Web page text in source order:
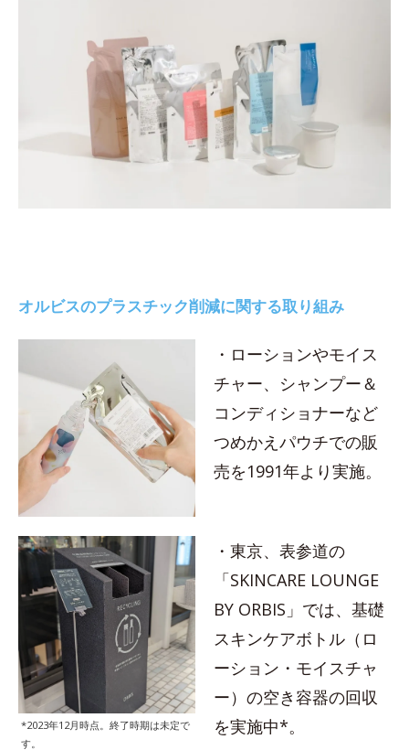
オルビスのプラスチック削減に関する取り組み
・ローションやモイス
チャー、シャンプー＆
コンディショナーなど
つめかえパウチでの販
売を1991年より実施。
*2023年12月時点。終了時期は未定で
す。
・東京、表参道の
「SKINCARE LOUNGE
BY ORBIS」では、基礎
スキンケアボトル（ロ
ーション・モイスチャ
ー）の空き容器の回収
を実施中*。